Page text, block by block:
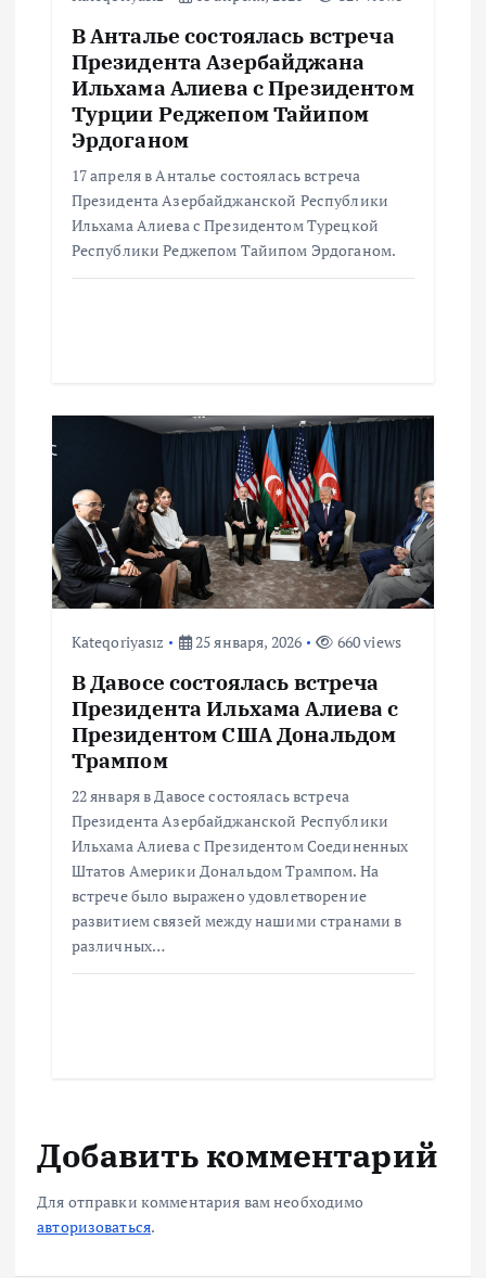
В Анталье состоялась встреча
Президента Азербайджана
Ильхама Алиева с Президентом
Турции Реджепом Тайипом
Эрдоганом
17 апреля в Анталье состоялась встреча
Президента Азербайджанской Республики
Ильхама Алиева с Президентом Турецкой
Республики Реджепом Тайипом Эрдоганом.
Kateqoriyasız 25 января, 2026 660 views
В Давосе состоялась встреча
Президента Ильхама Алиева с
Президентом США Дональдом
Трампом
22 января в Давосе состоялась встреча
Президента Азербайджанской Республики
Ильхама Алиева с Президентом Соединенных
Штатов Америки Дональдом Трампом. На
встрече было выражено удовлетворение
развитием связей между нашими странами в
различных…
Добавить комментарий
Для отправки комментария вам необходимо
авторизоваться.